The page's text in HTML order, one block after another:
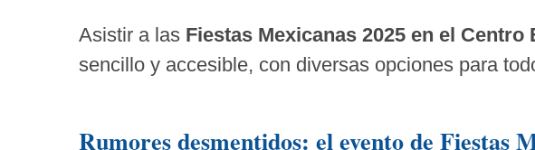
Asistir a las Fiestas Mexicanas 2025 en el
sencillo y accesible, con diversas opciones para
Rumores desmentidos: el evento de Fiestas